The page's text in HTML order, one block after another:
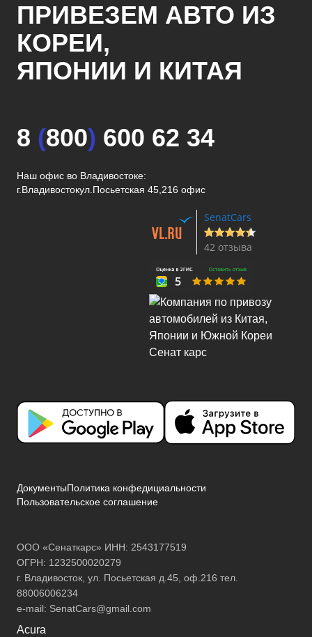
ПРИВЕЗЕМ АВТО ИЗ
КОРЕИ,
ЯПОНИИ И КИТАЯ
8 (800) 600 62 34
Наш офис во Владивостоке:
г.Владивостокул.Посьетская 45,216 офис
SenatCars
42 отзыва
ДокументыПолитика конфедициальности
Пользовательское соглашение
ООО «Сенаткарс» ИНН: 2543177519
ОГРН: 1232500020279
г. Владивосток, ул. Посьетская д.45, оф.216 тел.
88006006234
e-mail: SenatCars@gmail.com
Acura